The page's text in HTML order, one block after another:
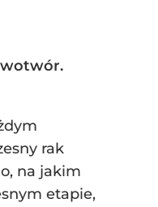
rak
na jakim
etapie,